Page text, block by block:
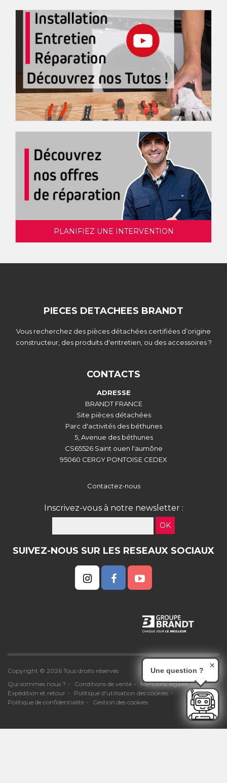
PLANIFIEZ UNE INTERVENTION
PIECES DETACHEES BRANDT
Vous recherchez des pièces détachées certifiées d’origine
constructeur, des produits d'entretien, ou des accessoires ?
CONTACTS
ADRESSE
BRANDT FRANCE
Site pièces détachées
Parc d'activités des béthunes
5, Avenue des béthunes
CS65526 Saint ouen l'aumône
95060 CERGY PONTOISE CEDEX
Contactez-nous
Inscrivez-vous à notre newsletter :
OK
SUIVEZ-NOUS SUR LES RESEAUX SOCIAUX
Copyright © 2026 Tous droits réservés
Qui sommes nous ?
Conditions de vente
Mentions légales
Expédition et retour
Politique d'utilisation des cookies
Politique de confidentialité
Gestion des cookies
Une question ?
✕